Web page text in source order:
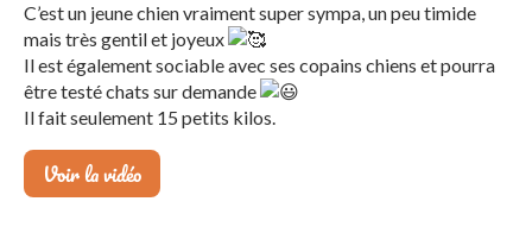
C’est un jeune chien vraiment super sympa, un peu timide
mais très gentil et joyeux
Il est également sociable avec ses copains chiens et pourra
être testé chats sur demande
Il fait seulement 15 petits kilos.
Voir la vidéo